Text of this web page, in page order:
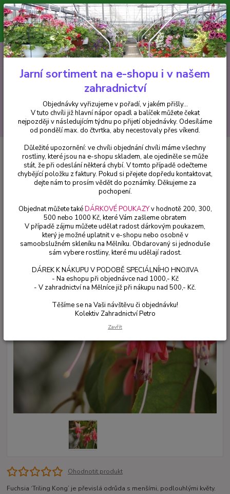
Minimální hodnota pro odeslání z e-shopu je 300 Kč.
V tuto chvíli již hlavní nápor objednávek opadl a balíček můžete čekat
nejpozději v následujícím týdnu po přijetí objednávky. Objednávky
vyřizujeme v pořadí, v jakém přišly...
CZK
Hledat
+420 602 223 614 0ks
za0 Kč
Fuchsie Triling Kong Fuchsie (Fuchsie) - cena na prodejně
Triling Kong Fuchsie (Fuchsie) -
cena na prodejně
Ohodnotit produkt
Fuchsia ‘Triling Kong’ je převislá odrůda s menšími, podlouhlými květy.
Jarní sortiment na e-shopu i v našem
zahradnictví
Objednávky vyřizujeme v pořadí, v jakém přišly...
V tuto chvíli již hlavní nápor opadl a balíček můžete čekat
nejpozději v následujícím týdnu po přijetí objednávky. Odesíláme
od pondělí max. do čtvrtka, aby necestovaly přes víkend.
Důležité upozornění: ve chvíli objednání chvíli máme všechny
rostliny, které jsou na e-shopu skladem, ale ojediněle se může
stát, že při odeslání některá chybí. V tomto případě odečteme
chybějící položku z faktury. Pokud si přejete dopředu kontaktovat,
dejte nám to prosím vědět do poznámky. Děkujeme za
pochopení.
Objednat můžete takéDÁRKOVÉ POUKAZYv hodnotě 200, 300,
500 nebo 1000 Kč, které Vám zašleme obratem
V případě zájmu můžete udělat radost dárkovým poukazem,
který je možné uplatnit v e-shopu nebo osobně v
samoobslužném skleníku na Mělníku. Obdarovaný si jednoduše
sám vybere rostliny, které mu udělají radost.
DÁREK K NÁKUPU V PODOBĚ SPECIÁLNÍHO HNOJIVA
- Na eshopu při objednávce nad 1000,- Kč
- V zahradnictví na Mělníce již při nákupu nad 500,- Kč.
Těšíme se na Vaši návštěvu či objednávku!
Kolektiv Zahradnictví Petro
Zavřít